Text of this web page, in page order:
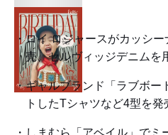
ロイ ロジャースがカッシ
売、セルヴィッジデニムを
ギャルブランド「ラブボ
トしたTシャツなど4型を発
しまむら「アベイル」で